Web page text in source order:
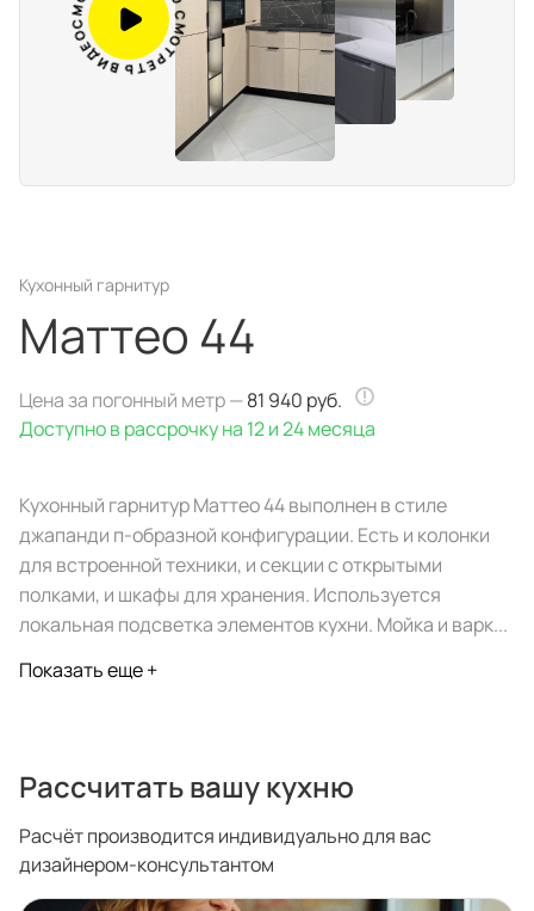
Портфолио проектов
Блог
Правило мокрых рук: как
спроектировать мебель в
ванной, чтобы не открывать
ящики сто раз
5 4314
Витрина как в бутике:
которые покажут всё в
лучшем виде
5 2995
Дизайн-проект
Замер помещения
Кредит и рассрочка
Акции
Вопросы и ответы
Документация
В
И
Д
Е
О
С
М
О
Т
Р
Е
Т
Ь
В
И
Кухонный гарнитур
Маттео 44
Цена за погонный метр —81 940 руб.
Доступно в рассрочку на 12 и 24 месяца
Кухонный гарнитур Маттео 44 выполнен в стиле
джапанди п-образной конфигурации. Есть и колонки
для встроенной техники, и секции с открытыми
полками, и шкафы для хранения. Используется
локальная подсветка элементов кухни. Мойка и варк...
Показать еще +
Рассчитать вашу кухню
Расчёт производится индивидуально для вас
дизайнером-консультантом